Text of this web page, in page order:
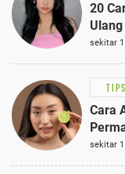
20
sekitar
TIPS
Cara
sekitar